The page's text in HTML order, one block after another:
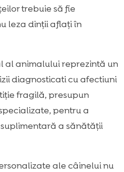
trebuie să fie
leza dinții aflați în
al animalului reprezintă un
diagnosticati cu afectiuni
fragilă, presupun
pentru a
a sănătății
ale câinelui nu